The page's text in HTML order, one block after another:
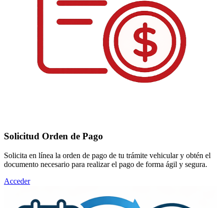
Solicitud Orden de Pago
Solicita en línea la orden de pago de tu trámite vehicular y obtén el
documento necesario para realizar el pago de forma ágil y segura.
Acceder